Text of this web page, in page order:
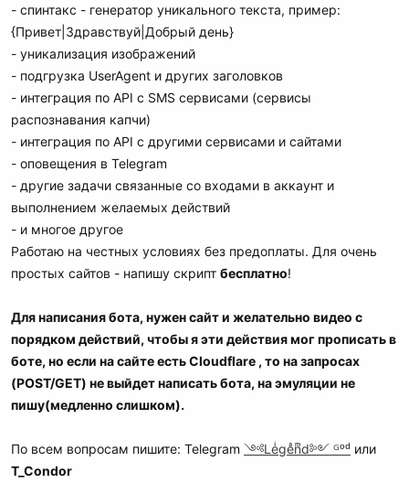
- спинтакс - генератор уникального текста, пример:
{Привет|Здравствуй|Добрый день}
- уникализация изображений
- подгрузка UserAgent и других заголовков
- интеграция по API с SMS сервисами (сервисы
распознавания капчи)
- интеграция по API с другими сервисами и сайтами
- оповещения в Telegram
- другие задачи связанные со входами в аккаунт и
выполнением желаемых действий
- и многое другое
Работаю на честных условиях без предоплаты. Для очень
простых сайтов - напишу скрипт бесплатно!
Для написания бота, нужен сайт и желательно видео с
порядком действий, чтобы я эти действия мог прописать в
боте, но если на сайте есть Cloudflare , то на запросах
(POST/GET) не выйдет написать бота, на эмуляции не
пишу(медленно слишком).
По всем вопросам пишите: Telegram ༺Leͥgeͣnͫd༻ ᴳᵒᵈ или
T_Condor